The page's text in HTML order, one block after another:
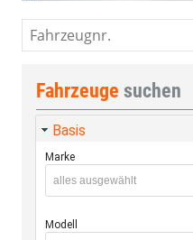
Fahrzeugnr.
Fahrzeuge suchen
Basis
Marke
alles ausgewählt
Modell